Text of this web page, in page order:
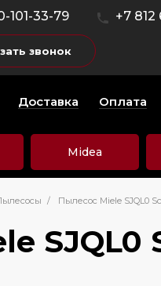
101-33-79 +7 812
звонок
Доставка Оплата
Midea
/ Пылесос Miele SJQL0
SJQL0